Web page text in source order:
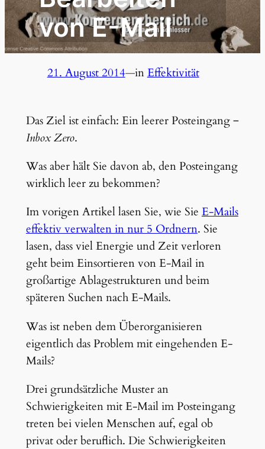
von E-Mail
21. August 2014—inEffektivität
Das Ziel ist einfach: Ein leerer Posteingang ‒
Inbox Zero.
Was aber hält Sie davon ab, den Posteingang
wirklich leer zu bekommen?
Im vorigen Artikel lasen Sie, wie SieE-Mails
effektiv verwalten in nur 5 Ordnern. Sie
lasen, dass viel Energie und Zeit verloren
geht beim Einsortieren von E-Mail in
großartige Ablagestrukturen und beim
späteren Suchen nach E-Mails.
Was ist neben dem Überorganisieren
eigentlich das Problem mit eingehenden E-
Mails?
Drei grundsätzliche Muster an
Schwierigkeiten mit E-Mail im Posteingang
treten bei vielen Menschen auf, egal ob
privat oder beruflich. Die Schwierigkeiten